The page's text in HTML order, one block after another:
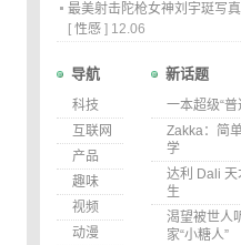
最美射击陀枪女神刘宇珽写真
[ 性感 ] 12.06
导航
科技
互联网
产品
趣味
视频
动漫
新话题
一本超级“
Zakka：简
学
达利 Dali
生
渴望被世人
家“小糖人”